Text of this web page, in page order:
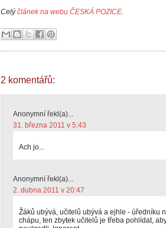
Celýčlánek na webu ČESKÁ POZICE.
2 komentářů:
Anonymní řekl(a)...
31. března 2011 v 5:43
Ach jo...
Anonymní řekl(a)...
2. dubna 2011 v 20:47
Žáků ubývá, učitelů ubývá a ejhle - úředníku
chápu, ten zbytek učitelů je třeba pohlídat,